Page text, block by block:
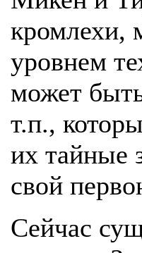
кромлехи,
уровнем
может
т.п.,
их тайные
свой
Сейчас